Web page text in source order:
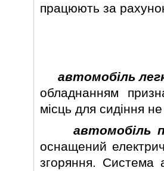
працюють за
автомобiль
обладнанням
мiсць для сидiння
автомобiль
оснащений
згоряння. Система